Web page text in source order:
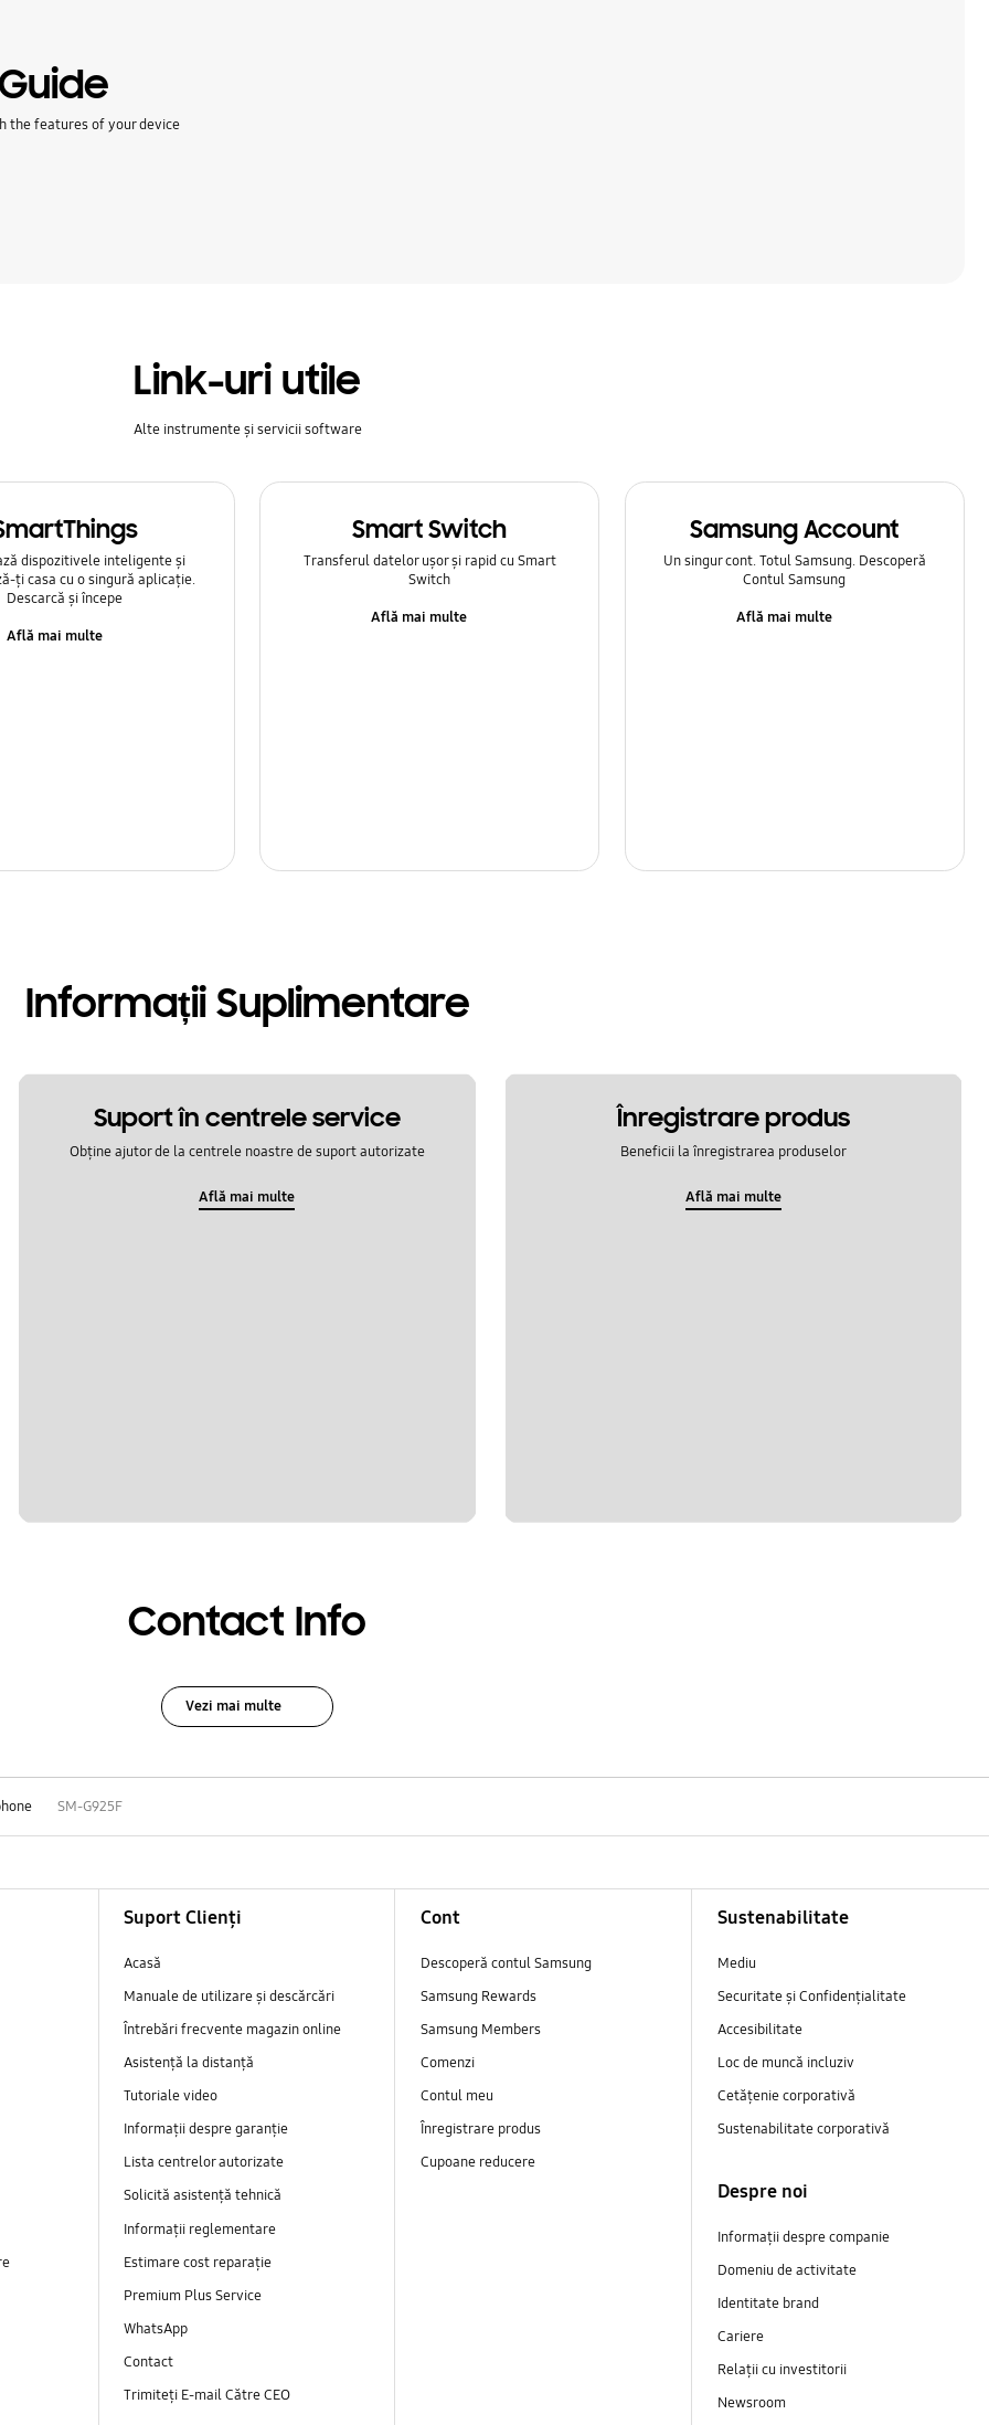
the features of your device
Link-uri utile
Alte instrumente și servicii software
dispozitivele inteligente și
ți casa cu o singură aplicație.
Descarcă și începe
Află mai multe
Smart Switch
Transferul datelor ușor și rapid cu Smart
Switch
Află mai multe
Samsung Account
Un singur cont. Totul Samsung. Descoperă
Contul Samsung
Află mai multe
Informații Suplimentare
Suport în centrele service
Obține ajutor de la centrele noastre de suport autorizate
Află mai multe
Înregistrare produs
Beneficii la înregistrarea produselor
Află mai multe
Contact Info
Vezi mai multe
SM-G925F
Suport Clienți
Acasă
Manuale de utilizare și descărcări
Întrebări frecvente magazin online
Asistență la distanță
Tutoriale video
Informații despre garanție
Lista centrelor autorizate
Solicită asistență tehnică
Informații reglementare
Estimare cost reparație
Premium Plus Service
WhatsApp
Contact
Trimiteți E-mail Către CEO
Cont
Descoperă contul Samsung
Samsung Rewards
Samsung Members
Comenzi
Contul meu
Înregistrare produs
Cupoane reducere
Sustenabilitate
Mediu
Securitate și Confidențialitate
Accesibilitate
Loc de muncă incluziv
Cetățenie corporativă
Sustenabilitate corporativă
Despre noi
Informații despre companie
Domeniu de activitate
Identitate brand
Cariere
Relații cu investitorii
Newsroom